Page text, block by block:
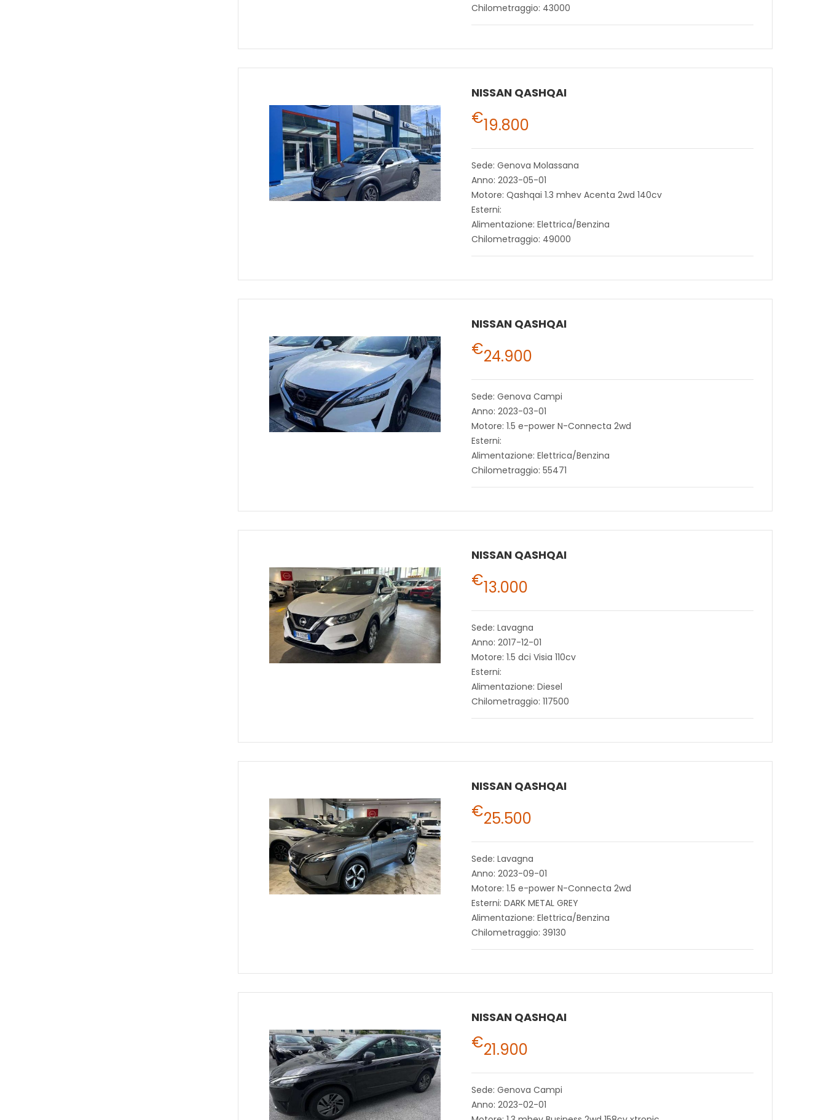
Chilometraggio: 43000
NISSAN QASHQAI
€19.800
Sede: Genova Molassana
Anno: 2023-05-01
Motore: Qashqai 1.3 mhev Acenta 2wd 140cv
Esterni:
Alimentazione: Elettrica/Benzina
Chilometraggio: 49000
NISSAN QASHQAI
€24.900
Sede: Genova Campi
Anno: 2023-03-01
Motore: 1.5 e-power N-Connecta 2wd
Esterni:
Alimentazione: Elettrica/Benzina
Chilometraggio: 55471
NISSAN QASHQAI
€13.000
Sede: Lavagna
Anno: 2017-12-01
Motore: 1.5 dci Visia 110cv
Esterni:
Alimentazione: Diesel
Chilometraggio: 117500
NISSAN QASHQAI
€25.500
Sede: Lavagna
Anno: 2023-09-01
Motore: 1.5 e-power N-Connecta 2wd
Esterni: DARK METAL GREY
Alimentazione: Elettrica/Benzina
Chilometraggio: 39130
NISSAN QASHQAI
€21.900
Sede: Genova Campi
Anno: 2023-02-01